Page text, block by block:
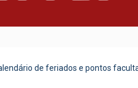
de feriados e pontos